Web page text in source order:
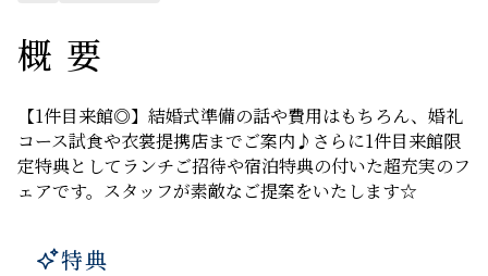
概要
【1件目来館◎】結婚式準備の話や費用はもちろん、婚礼
コース試食や衣裳提携店までご案内♪さらに1件目来館限
定特典としてランチご招待や宿泊特典の付いた超充実のフ
ェアです。スタッフが素敵なご提案をいたします☆
特典